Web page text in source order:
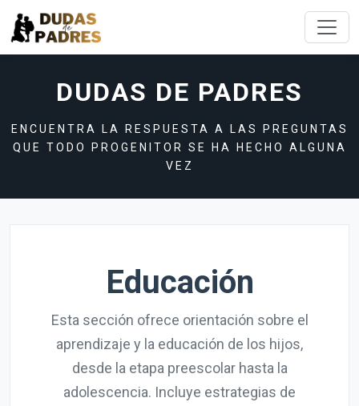
DUDAS DE PADRES
ENCUENTRA LA RESPUESTA A LAS PREGUNTAS
QUE TODO PROGENITOR SE HA HECHO ALGUNA
VEZ
Educación
Esta sección ofrece orientación sobre el
aprendizaje y la educación de los hijos,
desde la etapa preescolar hasta la
adolescencia. Incluye estrategias de